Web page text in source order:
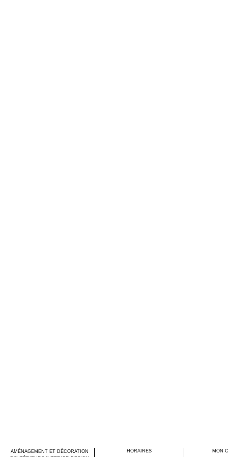
AMÉNAGEMENT ET DÉCORATION
HORAIRES MON